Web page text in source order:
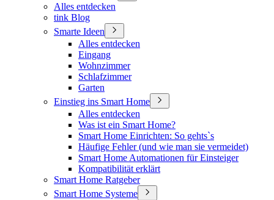
Alles entdecken
tink Blog
Smarte Ideen
Alles entdecken
Eingang
Wohnzimmer
Schlafzimmer
Garten
Einstieg ins Smart Home
Alles entdecken
Was ist ein Smart Home?
Smart Home Einrichten: So gehts`s
Häufige Fehler (und wie man sie vermeidet)
Smart Home Automationen für Einsteiger
Kompatibilität erklärt
Smart Home Ratgeber
Smart Home Systeme